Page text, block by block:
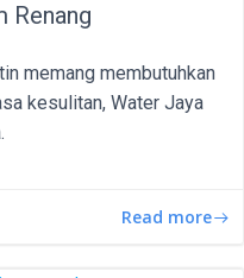
Renang
memang membutuhkan
kesulitan, Water Jaya
Read more